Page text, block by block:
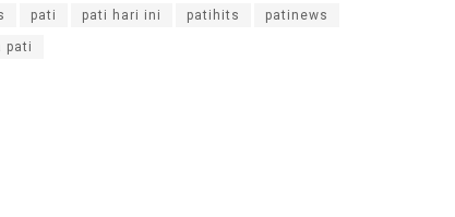
pati pati hari ini patihits patinews
pati